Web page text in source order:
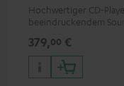
Hochwertiger CD-
beeindruckendem
379,00 €